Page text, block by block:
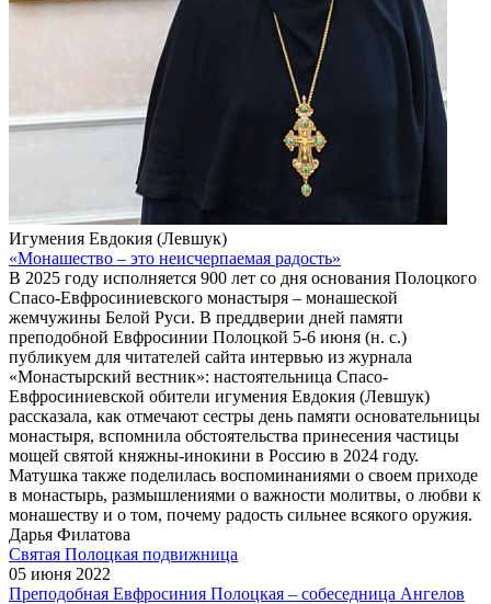
Игумения Евдокия (Левшук)
«Монашество – это неисчерпаемая радость»
В 2025 году исполняется 900 лет со дня основания Полоцкого
Спасо-Евфросиниевского монастыря – монашеской
жемчужины Белой Руси. В преддверии дней памяти
преподобной Евфросинии Полоцкой 5-6 июня (н. с.)
публикуем для читателей сайта интервью из журнала
«Монастырский вестник»: настоятельница Спасо-
Евфросиниевской обители игумения Евдокия (Левшук)
рассказала, как отмечают сестры день памяти основательницы
монастыря, вспомнила обстоятельства принесения частицы
мощей святой княжны-инокини в Россию в 2024 году.
Матушка также поделилась воспоминаниями о своем приходе
в монастырь, размышлениями о важности молитвы, о любви к
монашеству и о том, почему радость сильнее всякого оружия.
Дарья Филатова
Святая Полоцкая подвижница
05 июня 2022
Преподобная Евфросиния Полоцкая – собеседница Ангелов